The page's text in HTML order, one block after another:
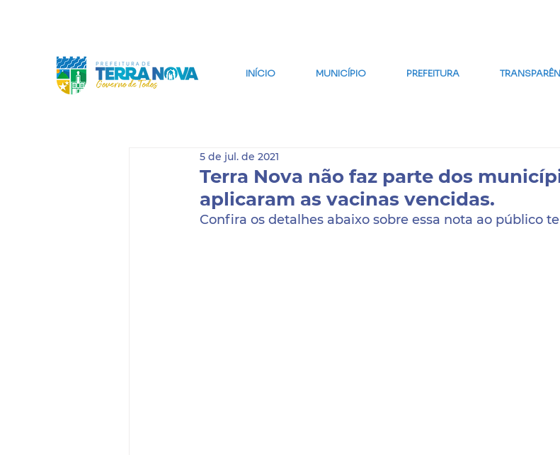
INÍCIO MUNICÍPIO PREFEITURA
Terra Nova não faz parte dos
aplicaram as vacinas vencidas.
5 de jul. de 2021
Confira os detalhes abaixo sobre essa nota ao público